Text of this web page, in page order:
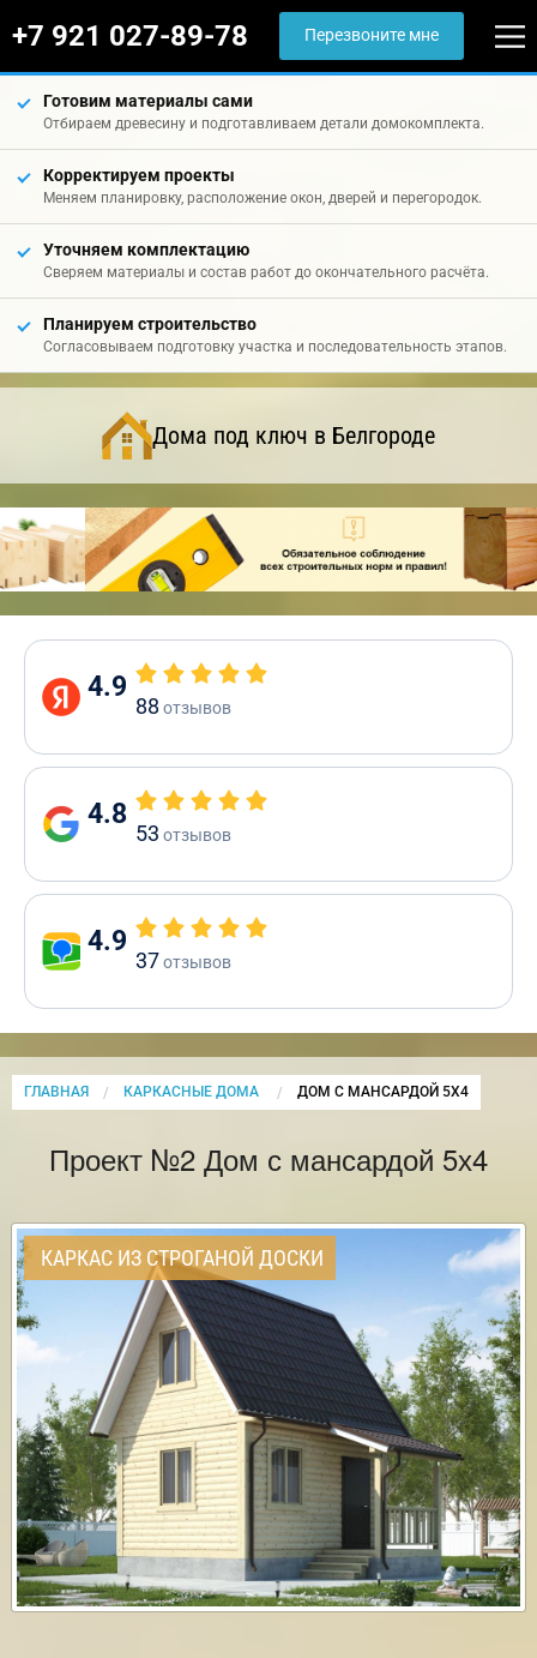
+7 921 027-89-78 Перезвоните мне
Готовим материалы сами
Отбираем древесину и подготавливаем детали домокомплекта.
Корректируем проекты
Меняем планировку, расположение окон, дверей и перегородок.
Уточняем комплектацию
Сверяем материалы и состав работ до окончательного расчёта.
Планируем строительство
Согласовываем подготовку участка и последовательность этапов.
Дома под ключ в Белгороде
4.9
88 отзывов
4.8
53 отзывов
4.9
37отзывов
ГЛАВНАЯ КАРКАСНЫЕ ДОМА CURRENT:
ДОМ С МАНСАРДОЙ 5Х4
Проект №2 Дом с мансардой 5х4
КАРКАС ИЗ СТРОГАНОЙ ДОСКИ